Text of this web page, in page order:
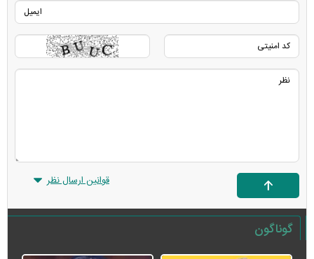
قوانین ارسال نظر
گوناگون